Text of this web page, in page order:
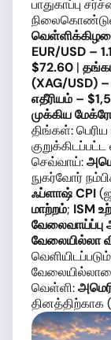
பாதுகாப்பு
EUR/USD –
$72.60 |
(XAG/USD)
எதீரியம் –
முக்கிய
திங்கள்:
செவ்வாய்:
நுகர்வோர்
ஃப்ளாஷ் CPI
மாற்றம்; ISM
வேலைவாய்ப்பு
வேலையில்லா
வெள்ளி:
தினத்திற்காக